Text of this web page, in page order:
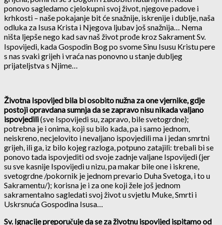
ponovo sagledamo cjelokupni svoj život, njegove padove i
krhkosti – naše pokajanje bit će snažnije, iskrenije i dublje, naša
odluka za Isusa Krista i Njegova ljubav još snažnija… Nema
ništa ljepše nego kad sav naš život prođe kroz Sakrament Sv.
Ispovijedi, kada Gospodin Bog po svome Sinu Isusu Kristu pere
s nas svaki grijeh i vraća nas ponovno u stanje dubljeg
prijateljstva s Njime…
Životna Ispovijed bila bi osobito nužna za one vjernike, gdje
postoji opravdana sumnja da se zapravo nisu nikada valjano
ispovjedili(sve Ispovijedi su, zapravo, bile svetogrdne);
potrebna je i onima, koji su bilo kada, pa i samo jednom,
neiskreno, necjelovito i nevaljano ispovjedili ma i jedan smrtni
grijeh, ili ga, iz bilo kojeg razloga, potpuno zatajili: trebali bi se
ponovo tada ispovjediti od svoje zadnje valjane Ispovijedi (jer
su sve kasnije Ispovijedi u nizu, pa makar bile one i iskrene,
svetogrdne /pokornik je jednom prevario Duha Svetoga, i to u
Sakramentu/); korisna je i za one koji žele još jednom
sakramentalno sagledati svoj život u svjetlu Muke, Smrti i
Uskrsnuća Gospodina Isusa…
Sv. Ignacije preporučuje da se za životnu ispovijed ispitamo od